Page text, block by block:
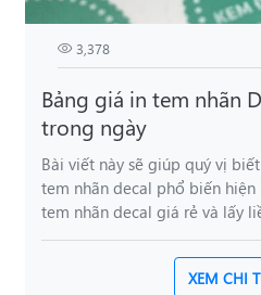
3,378
Bảng giá in tem nhãn
trong ngày
Bài viết này sẽ giúp quý vị
tem nhãn decal phổ biến
tem nhãn decal giá rẻ và lấy
XEM CHI